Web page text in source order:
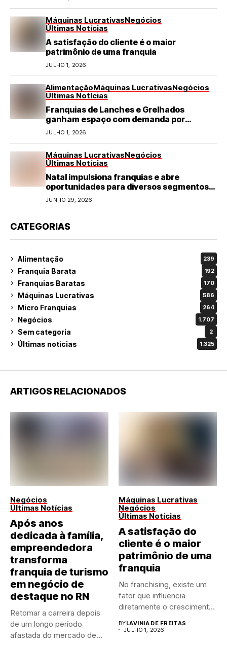
Máquinas LucrativasNegócios
Últimas Notícias
A satisfação do cliente é o maior
patrimônio de uma franquia
JULHO 1, 2026
AlimentaçãoMáquinas LucrativasNegócios
Últimas Notícias
Franquias de Lanches e Grelhados
ganham espaço com demanda por
refeições rápidas e de qualidade
JULHO 1, 2026
Máquinas LucrativasNegócios
Últimas Notícias
Natal impulsiona franquias e abre
oportunidades para diversos segmentos
do varejo
JUNHO 29, 2026
CATEGORIAS
Alimentação 239
Franquia Barata 192
Franquias Baratas 170
Máquinas Lucrativas 586
Micro Franquias 264
Negócios 1.707
Sem categoria 2
Últimas notícias 1.325
ARTIGOS RELACIONADOS
Negócios
Últimas Notícias
Após anos
dedicada à família,
empreendedora
transforma
franquia de turismo
em negócio de
destaque no RN
Retomar a carreira depois
de um longo período
afastada do mercado de...
Máquinas Lucrativas
Negócios
Últimas Notícias
A satisfação do
cliente é o maior
patrimônio de uma
franquia
No franchising, existe um
fator que influencia
diretamente o crescimento
BYLAVINIA DE FREITAS
JULHO 1, 2026